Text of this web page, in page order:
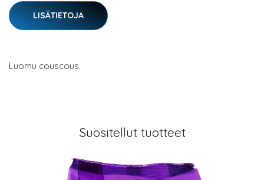
LISÄTIETOJA
Luomu couscous.
Suositellut tuotteet